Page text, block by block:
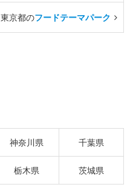
東京都のフードテーマパーク
神奈川県 千葉県
栃木県 茨城県